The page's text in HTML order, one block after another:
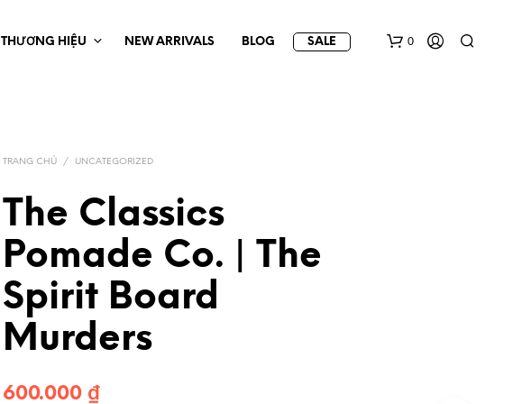
THƯƠNG HIỆU NEW ARRIVALS BLOG SALE 0
TRANG CHỦ / UNCATEGORIZED
The Classics
Pomade Co. | The
Spirit Board
Murders
600.000 ₫